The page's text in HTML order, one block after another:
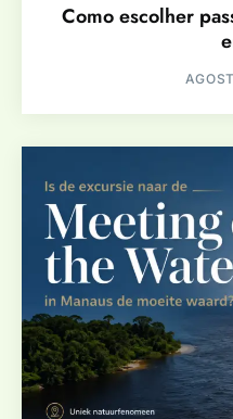
Como escolher